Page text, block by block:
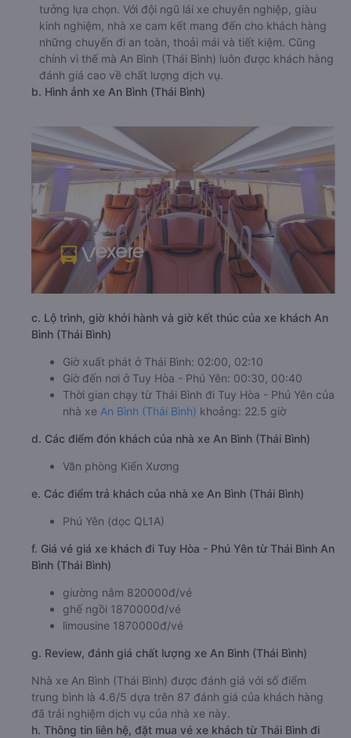
tưởng lựa chọn. Với đội ngũ lái xe chuyên nghiệp, giàu
kinh nghiệm, nhà xe cam kết mang đến cho khách hàng
những chuyến đi an toàn, thoải mái và tiết kiệm. Cũng
chính vì thế mà An Bình (Thái Bình) luôn được khách hàng
đánh giá cao về chất lượng dịch vụ.
b. Hình ảnh xe An Bình (Thái Bình)
c. Lộ trình, giờ khởi hành và giờ kết thúc của xe khách An
Bình (Thái Bình)
Giờ xuất phát ở Thái Bình: 02:00, 02:10
Giờ đến nơi ở Tuy Hòa - Phú Yên: 00:30, 00:40
Thời gian chạy từ Thái Bình đi Tuy Hòa - Phú Yên của
nhà xe An Bình (Thái Bình) khoảng: 22.5 giờ
d. Các điểm đón khách của nhà xe An Bình (Thái Bình)
Văn phòng Kiến Xương
e. Các điểm trả khách của nhà xe An Bình (Thái Bình)
Phú Yên (dọc QL1A)
f. Giá vé giá xe khách đi Tuy Hòa - Phú Yên từ Thái Bình An
Bình (Thái Bình)
giường nằm 820000đ/vé
ghế ngồi 1870000đ/vé
limousine 1870000đ/vé
g. Review, đánh giá chất lượng xe An Bình (Thái Bình)
Nhà xe An Bình (Thái Bình) được đánh giá với số điểm
trung bình là 4.6/5 dựa trên 87 đánh giá của khách hàng
đã trải nghiệm dịch vụ của nhà xe này.
h. Thông tin liên hệ, đặt mua vé xe khách từ Thái Bình đi